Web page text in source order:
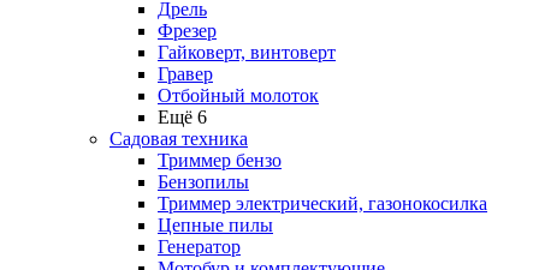
Дрель
Фрезер
Гайковерт, винтоверт
Гравер
Отбойный молоток
Ещё 6
Садовая техника
Триммер бензо
Бензопилы
Триммер электрический, газонокосилка
Цепные пилы
Генератор